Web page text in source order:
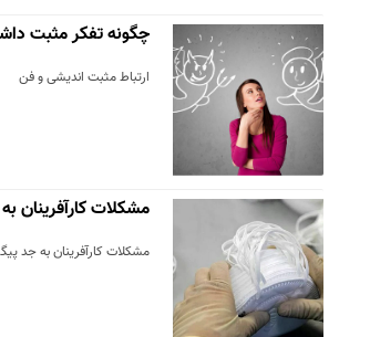
چگونه تفکر مثبت
ارتباط مثبت اندیشی و فن
مشکلات کارآفرینان
مشکلات کارآفرینان به جد